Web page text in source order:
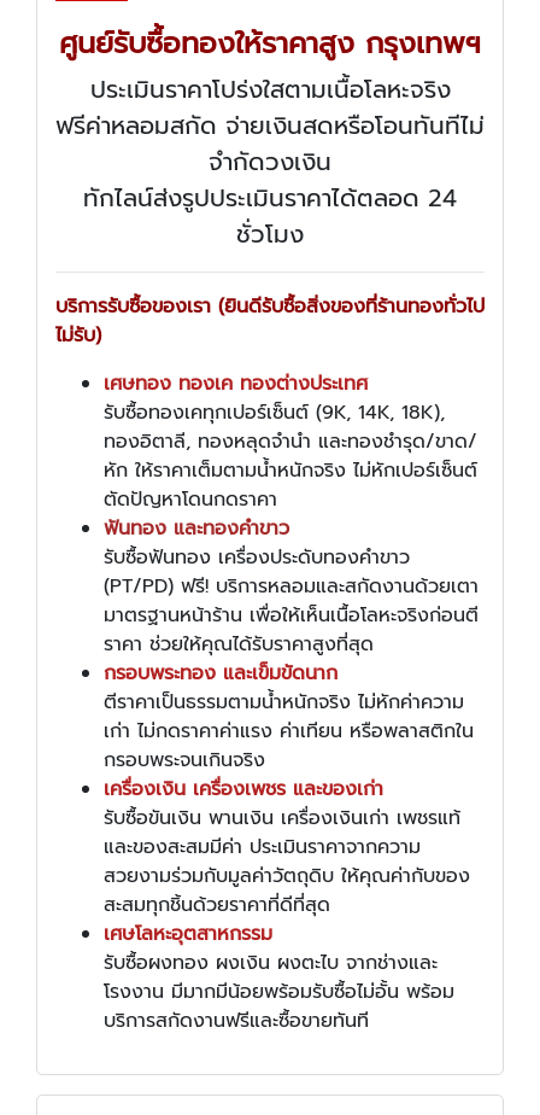
ศูนย์รับซื้อทองให้ราคาสูง กรุงเทพฯ
ประเมินราคาโปร่งใสตามเนื้อโลหะจริง
ฟรีค่าหลอมสกัด จ่ายเงินสดหรือโอนทันทีไม่
จำกัดวงเงิน
ทักไลน์ส่งรูปประเมินราคาได้ตลอด 24
ชั่วโมง
บริการรับซื้อของเรา (ยินดีรับซื้อสิ่งของที่ร้านทองทั่วไป
ไม่รับ)
เศษทอง ทองเค ทองต่างประเทศ
รับซื้อทองเคทุกเปอร์เซ็นต์ (9K, 14K, 18K),
ทองอิตาลี, ทองหลุดจำนำ และทองชำรุด/ขาด/
หัก ให้ราคาเต็มตามน้ำหนักจริง ไม่หักเปอร์เซ็นต์
ตัดปัญหาโดนกดราคา
ฟันทอง และทองคำขาว
รับซื้อฟันทอง เครื่องประดับทองคำขาว
(PT/PD) ฟรี! บริการหลอมและสกัดงานด้วยเตา
มาตรฐานหน้าร้าน เพื่อให้เห็นเนื้อโลหะจริงก่อนตี
ราคา ช่วยให้คุณได้รับราคาสูงที่สุด
กรอบพระทอง และเข็มขัดนาก
ตีราคาเป็นธรรมตามน้ำหนักจริง ไม่หักค่าความ
เก่า ไม่กดราคาค่าแรง ค่าเทียน หรือพลาสติกใน
กรอบพระจนเกินจริง
เครื่องเงิน เครื่องเพชร และของเก่า
รับซื้อขันเงิน พานเงิน เครื่องเงินเก่า เพชรแท้
และของสะสมมีค่า ประเมินราคาจากความ
สวยงามร่วมกับมูลค่าวัตถุดิบ ให้คุณค่ากับของ
สะสมทุกชิ้นด้วยราคาที่ดีที่สุด
เศษโลหะอุตสาหกรรม
รับซื้อผงทอง ผงเงิน ผงตะไบ จากช่างและ
โรงงาน มีมากมีน้อยพร้อมรับซื้อไม่อั้น พร้อม
บริการสกัดงานฟรีและซื้อขายทันที